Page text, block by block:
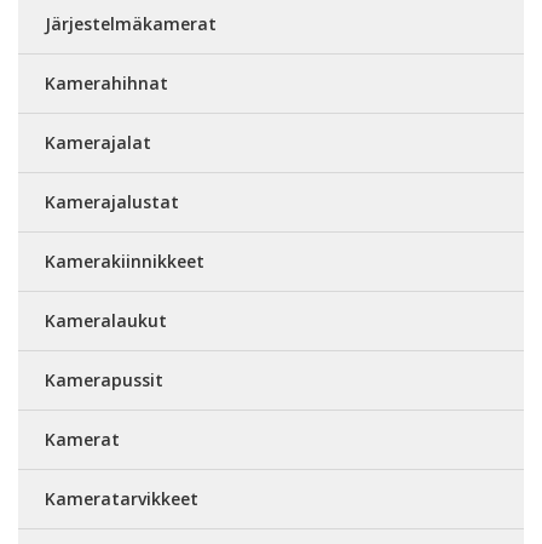
Järjestelmäkamerat
Kamerahihnat
Kamerajalat
Kamerajalustat
Kamerakiinnikkeet
Kameralaukut
Kamerapussit
Kamerat
Kameratarvikkeet